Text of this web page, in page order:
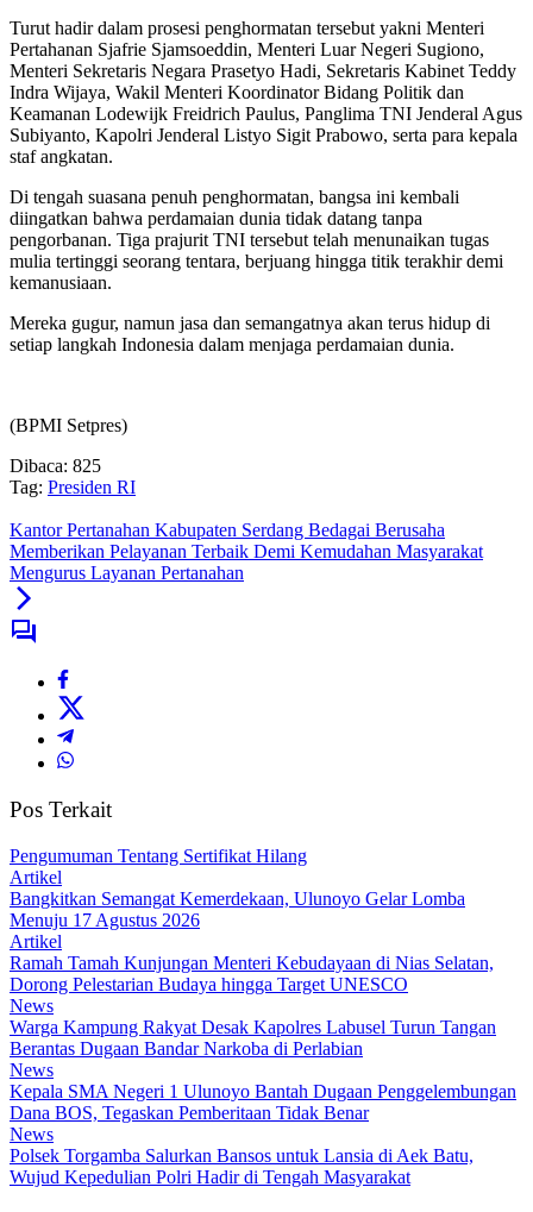
Turut hadir dalam prosesi penghormatan tersebut yakni Menteri
Pertahanan Sjafrie Sjamsoeddin, Menteri Luar Negeri Sugiono,
Menteri Sekretaris Negara Prasetyo Hadi, Sekretaris Kabinet Teddy
Indra Wijaya, Wakil Menteri Koordinator Bidang Politik dan
Keamanan Lodewijk Freidrich Paulus, Panglima TNI Jenderal Agus
Subiyanto, Kapolri Jenderal Listyo Sigit Prabowo, serta para kepala
staf angkatan.
Di tengah suasana penuh penghormatan, bangsa ini kembali
diingatkan bahwa perdamaian dunia tidak datang tanpa
pengorbanan. Tiga prajurit TNI tersebut telah menunaikan tugas
mulia tertinggi seorang tentara, berjuang hingga titik terakhir demi
kemanusiaan.
Mereka gugur, namun jasa dan semangatnya akan terus hidup di
setiap langkah Indonesia dalam menjaga perdamaian dunia.
(BPMI Setpres)
Dibaca: 825
Tag: Presiden RI
Kantor Pertanahan Kabupaten Serdang Bedagai Berusaha
Memberikan Pelayanan Terbaik Demi Kemudahan Masyarakat
Mengurus Layanan Pertanahan
Pos Terkait
Pengumuman Tentang Sertifikat Hilang
Artikel
Bangkitkan Semangat Kemerdekaan, Ulunoyo Gelar Lomba
Menuju 17 Agustus 2026
Artikel
Ramah Tamah Kunjungan Menteri Kebudayaan di Nias Selatan,
Dorong Pelestarian Budaya hingga Target UNESCO
News
Warga Kampung Rakyat Desak Kapolres Labusel Turun Tangan
Berantas Dugaan Bandar Narkoba di Perlabian
News
Kepala SMA Negeri 1 Ulunoyo Bantah Dugaan Penggelembungan
Dana BOS, Tegaskan Pemberitaan Tidak Benar
News
Polsek Torgamba Salurkan Bansos untuk Lansia di Aek Batu,
Wujud Kepedulian Polri Hadir di Tengah Masyarakat